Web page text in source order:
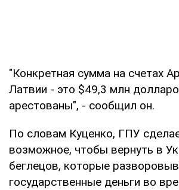
"Конкретная сумма на счетах
Латвии - это $49,3 млн
арестованы", - сообщил он.
По словам Куценко, ГПУ
возможное, чтобы вернуть в
беглецов, которые
государственные деньги во